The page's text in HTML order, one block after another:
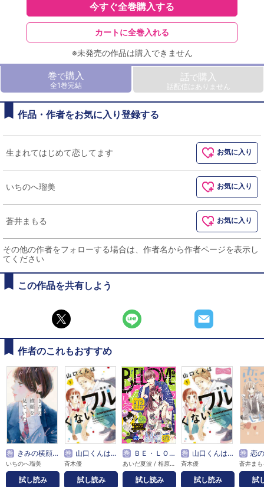
今すぐ全巻購入する
カートに全巻入れる
※未発売の作品は購入できません
巻で購入
全1巻完結
話で購入
話配信はありません
作品・作者をお気に入り登録する
生まれてはじめて恋してます お気に入り
いちのへ瑠美 お気に入り
蒼井まもる お気に入り
その他の作者をフォローする場合は、作者名から作者ページを表示し
てください
この作品を共有しよう
作者のこれもおすすめ
巻 きみの横顔を見ていた
いちのへ瑠美
試し読み
巻 山口くんはワルくない
斉木優
試し読み
巻 ＢＥ・ＬＯＶＥ
試し読み
巻 山口くんはワルくない ベツフレプチ
斉木優
試し読み
巻 恋の
蒼井まも
試